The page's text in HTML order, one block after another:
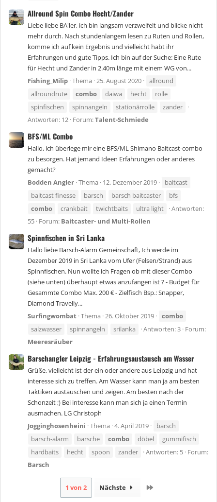
Allround Spin Combo Hecht/Zander
Liebe liebe BA'ler, ich bin langsam verzweifelt und blicke nicht
mehr durch. Nach stundenlangem lesen zu Ruten und Rollen,
komme ich auf kein Ergebnis und vielleicht habt ihr
Erfahrungen und gute Tipps. Ich bin auf der Suche: Eine Rute
für Hecht und Zander in 2.40m länge mit einem WG von...
Fishing_Milip Thema 25. August 2020
allround
allroundrute
combo daiwa hecht
rolle
spinfischen
spinnangeln stationärrolle
zander
Antworten: 12 Forum:Talent-Schmiede
BFS/ML Combo
Hallo, ich überlege mir eine BFS/ML Shimano Baitcast-combo
zu besorgen. Hat jemand Ideen Erfahrungen oder anderes
gemacht?
Bodden Angler Thema 12. Dezember 2019
baitcast
baitcast finesse
barsch barsch baitcaster
bfs
combo
crankbait twichtbaits ultra light
Antworten:
55 Forum: Baitcaster- und Multi-Rollen
Spinnfischen in Sri Lanka
Hallo liebe Barsch-Alarm Gemeinschaft, Ich werde im
Dezember 2019 in Sri Lanka vom Ufer (Felsen/Strand) aus
Spinnfischen. Nun wollte ich Fragen ob mit dieser Combo
(siehe unten) überhaupt etwas anzufangen ist ? - Budget für
Gesammte Combo Max. 200 € - Zielfisch Bsp.: Snapper,
Diamond Travelly...
Surfingwombat Thema 26. Oktober 2019
combo
salzwasser
spinnangeln srilanka Antworten: 3 Forum:
Meeresräuber
Barschangler Leipzig - Erfahrungsaustausch am Wasser
Grüße, vielleicht ist der ein oder andere aus Leipzig und hat
interesse sich zu treffen. Am Wasser kann man ja am besten
Taktiken austauschen und zeigen. Am besten nach der
Schonzeit ;) Bei interesse kann man sich ja einen Termin
ausmachen. LG Christoph
Jogginghosenheini Thema 4. April 2019
barsch
barsch-alarm
barsche combo döbel
gummifisch
hardbaits
hecht spoon zander Antworten: 5 Forum:
Barsch
1 von 2 Nächste